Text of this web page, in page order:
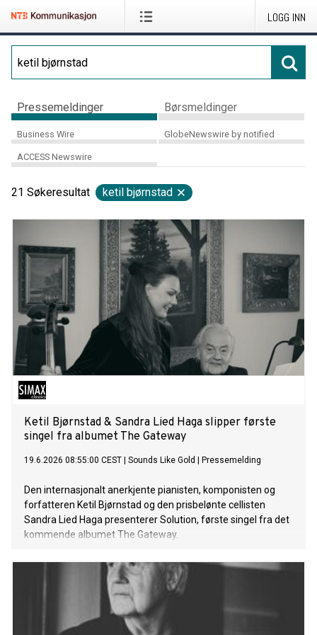
LOGG INN
Pressemeldinger Børsmeldinger
Business Wire GlobeNewswire by notified
ACCESS Newswire
21 Søkeresultat ketil bjørnstad
Ketil Bjørnstad & Sandra Lied Haga slipper første
singel fra albumet The Gateway
19.6.2026 08:55:00 CEST Sounds Like Gold Pressemelding
Den internasjonalt anerkjente pianisten, komponisten og
forfatteren Ketil Bjørnstad og den prisbelønte cellisten
Sandra Lied Haga presenterer Solution, første singel fra det
kommende albumet The Gateway.